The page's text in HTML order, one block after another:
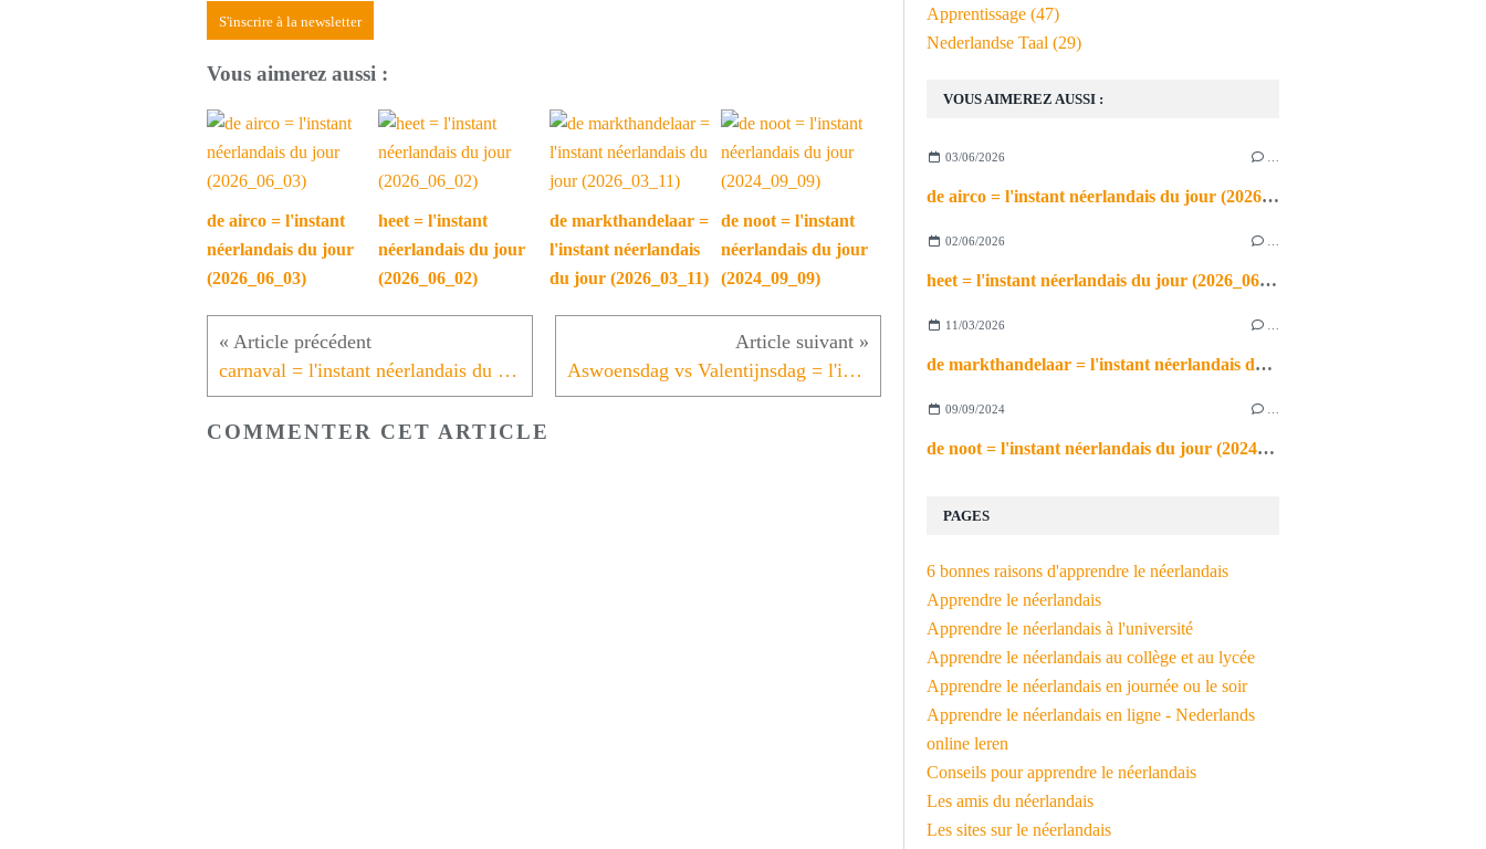
S'inscrire à la newsletter
Vous aimerez aussi :
de airco = l'instant
néerlandais du jour
(2026_06_03)
heet = l'instant
néerlandais du jour
(2026_06_02)
de markthandelaar =
l'instant néerlandais
du jour (2026_03_11)
de noot = l'instant
néerlandais du jour
(2024_09_09)
carnaval = l'instant néerlandais du jour (2024_02_12) Aswoensdag vs Valentijnsdag = l'instant néerlandais du jour (2024_02_14)
COMMENTER CET ARTICLE
VOUS AIMEREZ AUSSI :
03/06/2026
de airco = l'instant néerlandais du jour (2026_06_03)
02/06/2026
heet = l'instant néerlandais du jour (2026_06_02)
11/03/2026
de markthandelaar = l'instant néerlandais du jour (2026_03_11)
09/09/2024
de noot = l'instant néerlandais du jour (2024_09_09)
PAGES
6 bonnes raisons d'apprendre le néerlandais
Apprendre le néerlandais
Apprendre le néerlandais à l'université
Apprendre le néerlandais au collège et au lycée
Apprendre le néerlandais en journée ou le soir
Apprendre le néerlandais en ligne - Nederlands
online leren
Conseils pour apprendre le néerlandais
Les amis du néerlandais
Les sites sur le néerlandais
Apprentissage (47)
Nederlandse Taal (29)